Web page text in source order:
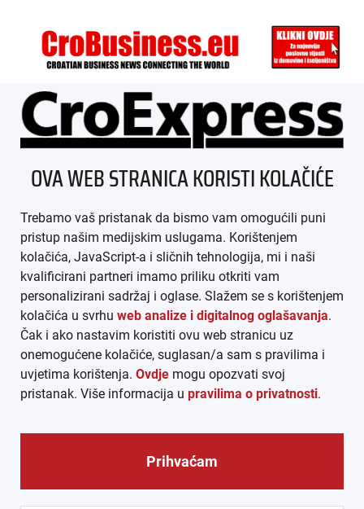
ÜBER UNS
IMPRESSUM
AGB
DATENSCHUTZ
MEDIADATEN
ARHIVA (PDF)
OVA WEB STRANICA KORISTI KOLAČIĆE
Trebamo vaš pristanak da bismo vam omogućili puni
pristup našim medijskim uslugama. Korištenjem
kolačića, JavaScript-a i sličnih tehnologija, mi i naši
kvalificirani partneri imamo priliku otkriti vam
personalizirani sadržaj i oglase. Slažem se s korištenjem
kolačića u svrhu web analize i digitalnog oglašavanja.
Čak i ako nastavim koristiti ovu web stranicu uz
onemogućene kolačiće, suglasan/a sam s pravilima i
uvjetima korištenja. Ovdje mogu opozvati svoj
pristanak. Više informacija u pravilima o privatnosti.
Prihvaćam